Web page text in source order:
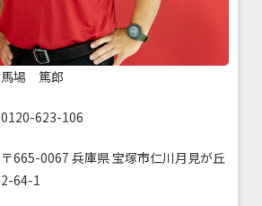
馬場 篤郎
0120-623-106
〒665-0067 兵庫県 宝塚市仁川月見が丘
2-64-1